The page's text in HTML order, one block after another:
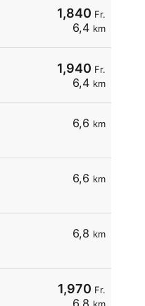
1,840 Fr.
6,4 km
1,940 Fr.
6,4 km
6,6 km
6,6 km
6,8 km
1,970 Fr.